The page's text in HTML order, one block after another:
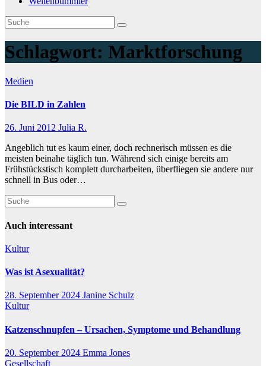
Schlagwort: Marktforschung
Medien
Die BILD in Zahlen
26. Juni 2012 Julia R.
Angeblich tut es kaum einer, doch rechnerisch müssen es die
meisten beinahe täglich tun. Während sich einige bereits am
Frühstückstisch komplett durcharbeiten, überfliegen sie andere nur
schnell in Bus oder…
Auch interessant
Kultur
Was ist Asexualität?
28. September 2024 Janine Schulz
Kultur
Katzenschnupfen – Ursachen, Symptome und Behandlung
20. September 2024 Emma Jones
Gesellschaft